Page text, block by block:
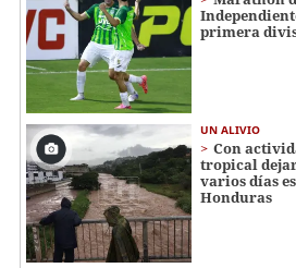
primera
UN ALIVIO
Con
tropical
varios días
Honduras